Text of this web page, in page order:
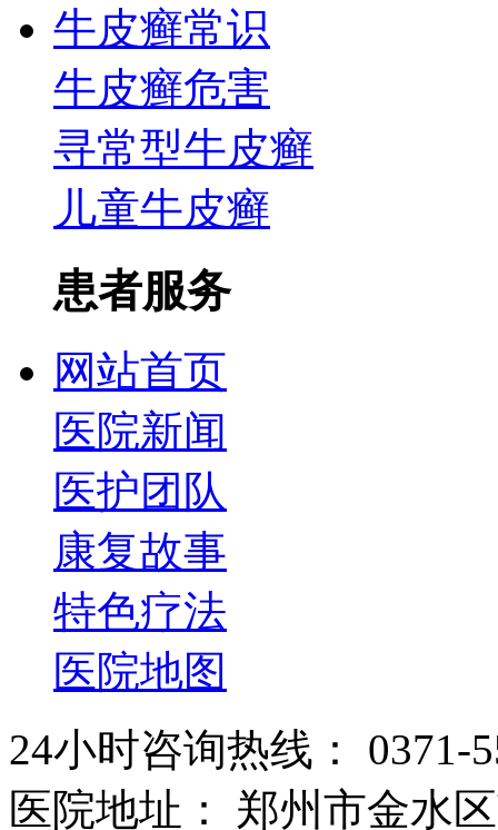
牛皮癣常识
牛皮癣危害
寻常型牛皮癣
儿童牛皮癣
患者服务
网站首页
医院新闻
医护团队
康复故事
特色疗法
医院地图
24小时咨询热线： 0371-
医院地址： 郑州市金水